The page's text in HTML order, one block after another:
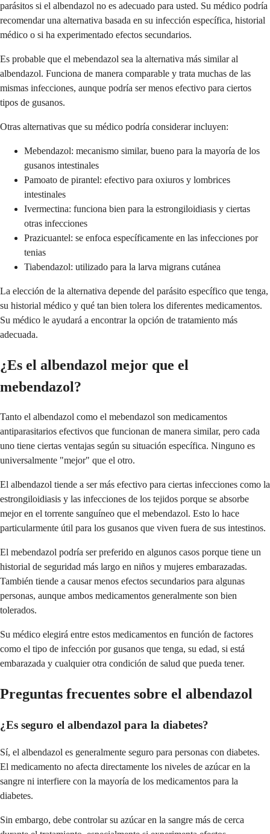
parásitos si el albendazol no es adecuado para usted. Su médico podría
recomendar una alternativa basada en su infección específica, historial
médico o si ha experimentado efectos secundarios.
Es probable que el mebendazol sea la alternativa más similar al
albendazol. Funciona de manera comparable y trata muchas de las
mismas infecciones, aunque podría ser menos efectivo para ciertos
tipos de gusanos.
Otras alternativas que su médico podría considerar incluyen:
Mebendazol: mecanismo similar, bueno para la mayoría de los
gusanos intestinales
Pamoato de pirantel: efectivo para oxiuros y lombrices
intestinales
Ivermectina: funciona bien para la estrongiloidiasis y ciertas
otras infecciones
Prazicuantel: se enfoca específicamente en las infecciones por
tenias
Tiabendazol: utilizado para la larva migrans cutánea
La elección de la alternativa depende del parásito específico que tenga,
su historial médico y qué tan bien tolera los diferentes medicamentos.
Su médico le ayudará a encontrar la opción de tratamiento más
adecuada.
¿Es el albendazol mejor que el
mebendazol?
Tanto el albendazol como el mebendazol son medicamentos
antiparasitarios efectivos que funcionan de manera similar, pero cada
uno tiene ciertas ventajas según su situación específica. Ninguno es
universalmente "mejor" que el otro.
El albendazol tiende a ser más efectivo para ciertas infecciones como la
estrongiloidiasis y las infecciones de los tejidos porque se absorbe
mejor en el torrente sanguíneo que el mebendazol. Esto lo hace
particularmente útil para los gusanos que viven fuera de sus intestinos.
El mebendazol podría ser preferido en algunos casos porque tiene un
historial de seguridad más largo en niños y mujeres embarazadas.
También tiende a causar menos efectos secundarios para algunas
personas, aunque ambos medicamentos generalmente son bien
tolerados.
Su médico elegirá entre estos medicamentos en función de factores
como el tipo de infección por gusanos que tenga, su edad, si está
embarazada y cualquier otra condición de salud que pueda tener.
Preguntas frecuentes sobre el albendazol
¿Es seguro el albendazol para la diabetes?
Sí, el albendazol es generalmente seguro para personas con diabetes.
El medicamento no afecta directamente los niveles de azúcar en la
sangre ni interfiere con la mayoría de los medicamentos para la
diabetes.
Sin embargo, debe controlar su azúcar en la sangre más de cerca